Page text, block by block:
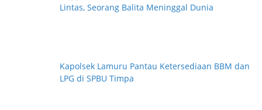
Lintas, Seorang Balita Meninggal Dunia
Kapolsek Lamuru Pantau Ketersediaan BBM dan
LPG di SPBU Timpa